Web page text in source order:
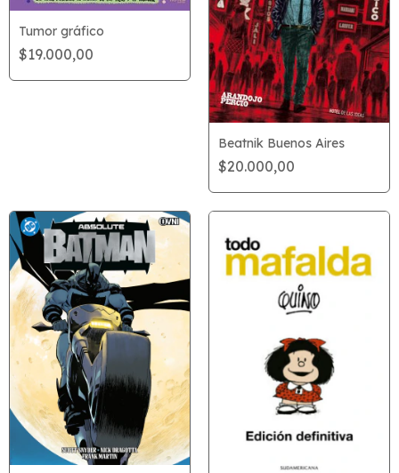
Tumor gráfico
$19.000,00
Beatnik Buenos Aires
$20.000,00